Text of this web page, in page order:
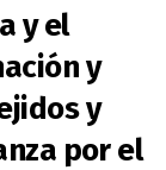
y el
y
y
por el